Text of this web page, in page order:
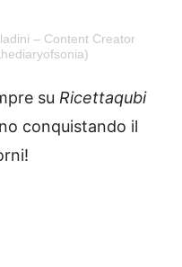
– Content Creator
su Ricettaqubi
conquistando il